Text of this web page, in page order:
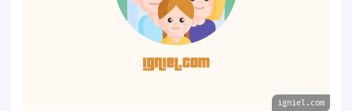
igniel.com